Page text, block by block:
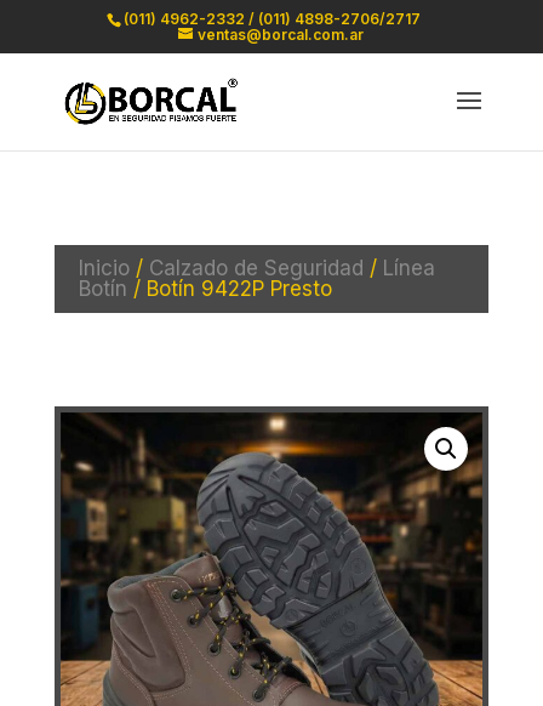
(011) 4962-2332 / (011) 4898-2706/2717
ventas@borcal.com.ar
Inicio/ Calzado de Seguridad / Línea
Botín / Botín 9422P Presto